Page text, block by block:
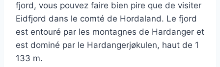
fjord, vous pouvez faire bien pire que de visiter
Eidfjord dans le comté de Hordaland. Le fjord
est entouré par les montagnes de Hardanger et
est dominé par le Hardangerjøkulen, haut de 1
133 m.